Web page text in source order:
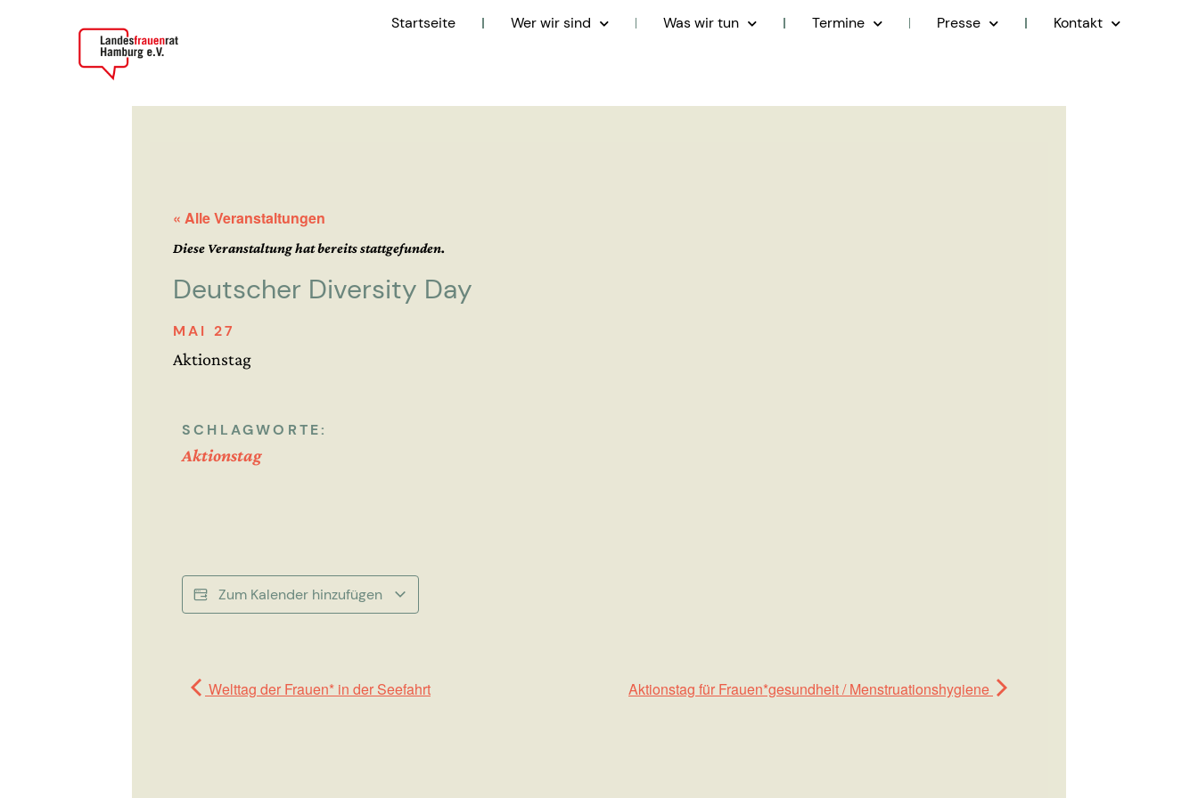
Startseite Wer wir sind Was wir tun Termine Presse Kontakt
« Alle Veranstaltungen
Diese Veranstaltung hat bereits stattgefunden.
Deutscher Diversity Day
MAI 27
Aktionstag
SCHLAGWORTE:
Aktionstag
Zum Kalender hinzufügen
Welttag der Frauen* in der Seefahrt Aktionstag für Frauen*gesundheit / Menstruationshygiene